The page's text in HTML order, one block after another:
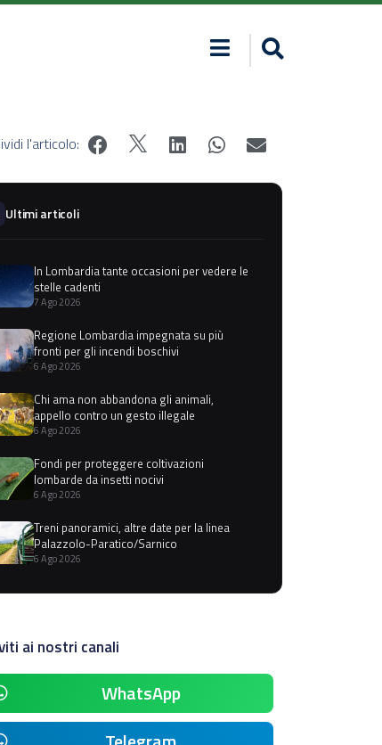
l'articolo:
Ultimi articoli
In Lombardia tante occasioni per vedere le
stelle cadenti
7 Ago 2026
Regione Lombardia impegnata su più
fronti per gli incendi boschivi
6 Ago 2026
Chi ama non abbandona gli animali,
appello contro un gesto illegale
6 Ago 2026
Fondi per proteggere coltivazioni
lombarde da insetti nocivi
6 Ago 2026
Treni panoramici, altre date per la linea
Palazzolo-Paratico/Sarnico
6 Ago 2026
ai nostri canali
WhatsApp